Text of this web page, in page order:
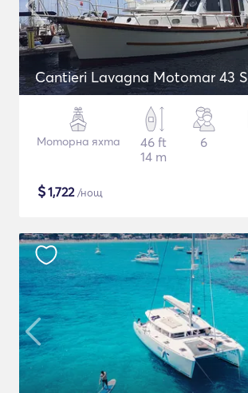
Cantieri Lavagna Motomar 43 S
Моторна яхта
46 ft
14 m
6
$1,722/нощ